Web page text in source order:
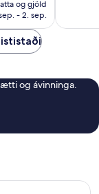
kr.
og gjöld
- 2. sep.
og ávinninga.